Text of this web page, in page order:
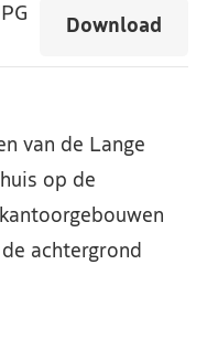
Download
van de Lange
op de
achtergrond